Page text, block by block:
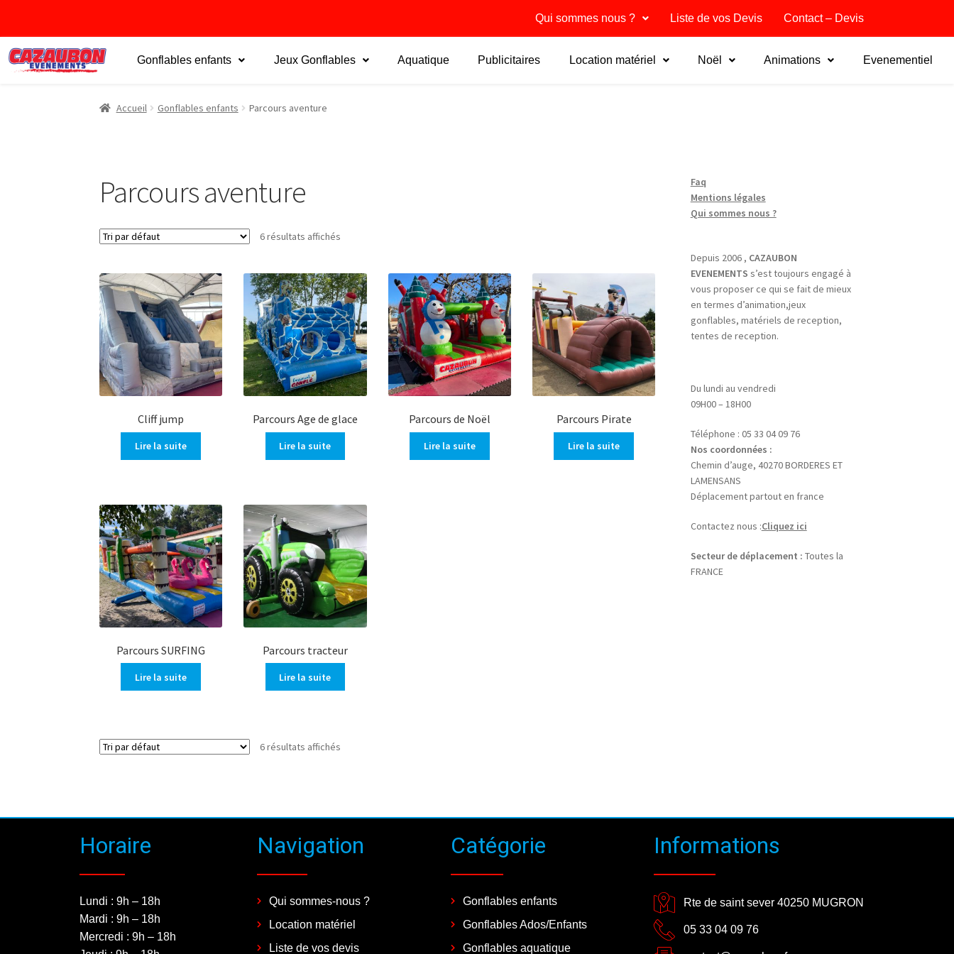
Qui sommes nous ? Liste de vos Devis Contact – Devis
Gonflables enfants Jeux Gonflables Aquatique Publicitaires Location matériel Noël Animations Evenementiel
Accueil Gonflables enfants Parcours aventure
Parcours aventure
6 résultats affichés
Cliff jump
Lire la suite
Parcours Age de glace
Lire la suite
Parcours de Noël
Lire la suite
Parcours Pirate
Lire la suite
Parcours SURFING
Lire la suite
Parcours tracteur
Lire la suite
6 résultats affichés
Faq
Mentions légales
Qui sommes nous ?
Depuis 2006 , CAZAUBON
EVENEMENTS s’est toujours engagé à
vous proposer ce qui se fait de mieux
en termes d’animation,jeux
gonflables, matériels de reception,
tentes de reception.
Du lundi au vendredi
09H00 – 18H00
Téléphone : 05 33 04 09 76
Nos coordonnées :
Chemin d’auge, 40270 BORDERES ET
LAMENSANS
Déplacement partout en france
Contactez nous :Cliquez ici
Secteur de déplacement : Toutes la
FRANCE
Horaire
Lundi : 9h – 18h
Mardi : 9h – 18h
Mercredi : 9h – 18h
Navigation
Qui sommes-nous ?
Location matériel
Liste de vos devis
Catégorie
Gonflables enfants
Gonflables Ados/Enfants
Gonflables aquatique
Informations
Rte de saint sever 40250 MUGRON
05 33 04 09 76